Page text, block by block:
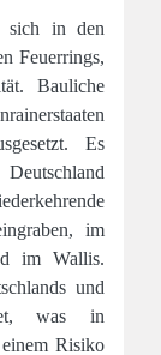
sich in den
Feuerrings,
Bauliche
Es
im
im Wallis.
und
was in
Risiko